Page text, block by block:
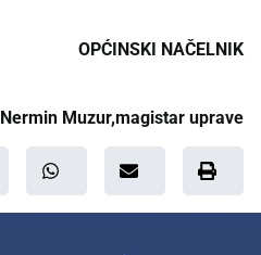
OPĆINSKI NAČELNIK
Nermin Muzur,magistar uprave